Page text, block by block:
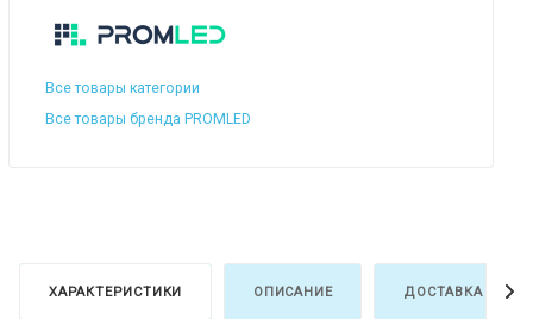
Все товары категории
Все товары бренда PROMLED
ХАРАКТЕРИСТИКИ ОПИСАНИЕ ДОСТАВКА И